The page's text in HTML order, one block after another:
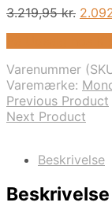
3.219,95kr. Den
Varenummer
Varemærke:
Previous Product
Next Product
Beskrivelse
Beskrivelse